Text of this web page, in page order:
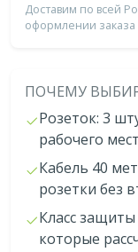
Доставим по всей
оформлении заказа
ПОЧЕМУ
Розеток: 3
рабочего
Кабель 40
розетки без
Класс
которые